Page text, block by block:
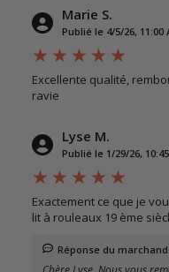
Marie S.
Publié le 4/5/26, 11:00
Excellente qualité,
ravie
Lyse M.
Publié le 1/29/26,
Exactement ce que je
lit à rouleaux 19 ème
Réponse du marchand